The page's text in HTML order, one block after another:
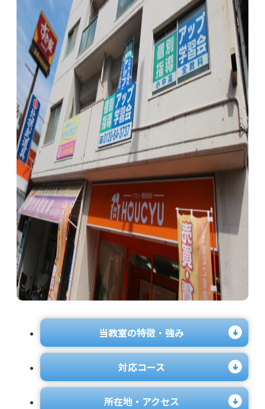
当教室の特徴・強み
対応コース
所在地・アクセス